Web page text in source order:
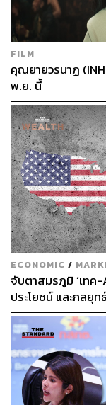
FILM
คุณยายวรนาฏ
พ.ย. นี้
ECONOMIC /
จับตาสมรภูมิ ‘เทค
ประโยชน์ และกล
ข้างหน้า